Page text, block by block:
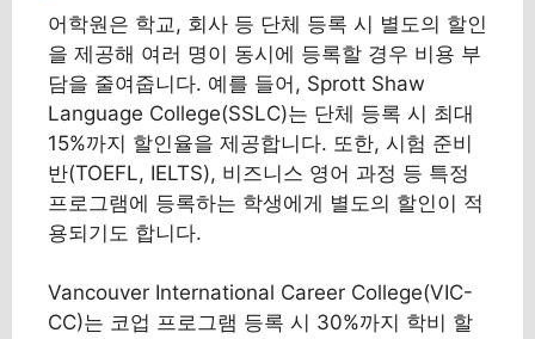
어학원은 학교, 회사 등 단체 등록 시 별도의 할인
을 제공해 여러 명이 동시에 등록할 경우 비용 부
담을 줄여줍니다. 예를 들어, Sprott Shaw
Language College(SSLC)는 단체 등록 시 최대
15%까지 할인율을 제공합니다. 또한, 시험 준비
반(TOEFL, IELTS), 비즈니스 영어 과정 등 특정
프로그램에 등록하는 학생에게 별도의 할인이 적
용되기도 합니다.
Vancouver International Career College(VIC-
CC)는 코업 프로그램 등록 시 30%까지 학비 할